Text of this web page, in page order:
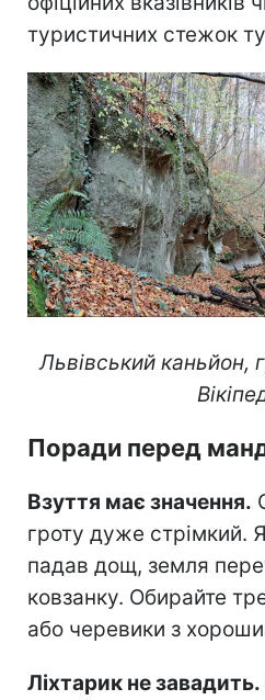
туристичних стежок
Львівський каньйон,
Поради перед
Взуття має значення.
гроту дуже стрімкий.
падав дощ, земля
ковзанку. Обирайте
або черевики з
Ліхтарик не завадить.